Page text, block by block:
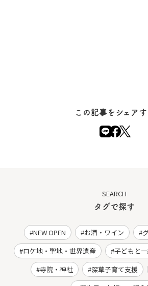
この記事をシェアす
SEARCH
タグで探す
NEW OPEN お酒・ワイン
ロケ地・聖地・世界遺産
子どもと
寺院・神社
深草子育て支援